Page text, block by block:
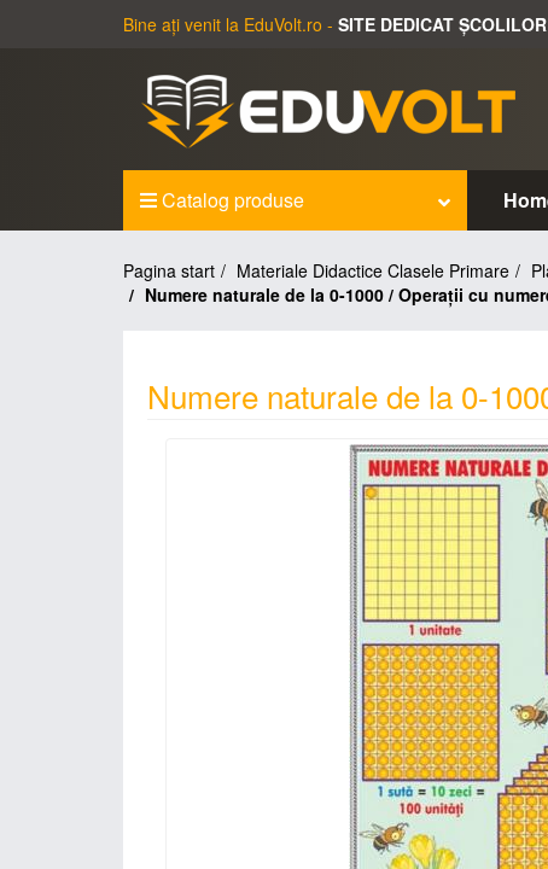
Bine ați venit la EduVolt.ro - SITE DEDICAT
Catalog produse
Pagina start Materiale Didactice Clasele Primare
Numere naturale de la 0-1000 / Operaţii cu
Numere naturale de la 0-